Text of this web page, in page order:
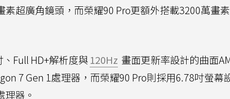
素超廣角鏡頭，而榮耀90 Pro更額外搭載3200萬畫
Full HD+解析度與 120Hz 畫面更新率設計的曲面
7 Gen 1處理器，而榮耀90 Pro則採用6.78吋螢幕
器。